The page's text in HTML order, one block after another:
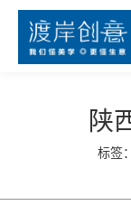
陕
标签：